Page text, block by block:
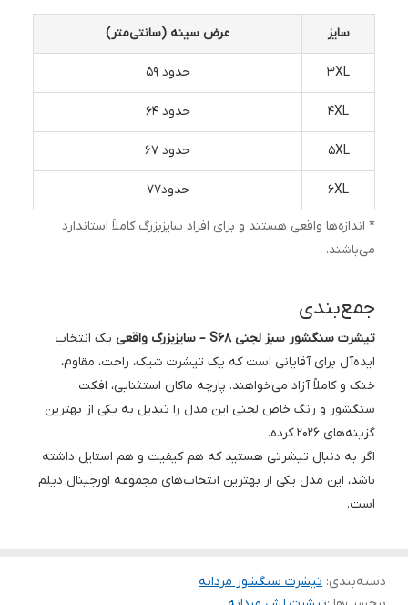
سایز عرض سینه (سانتی‌متر)
3XL حدود ۵۹
4XL حدود ۶۴
5XL حدود ۶۷
6XL حدود۷۷
* اندازه‌ها واقعی هستند و برای افراد سایزبزرگ کاملاً استاندارد
می‌باشند.
جمع‌بندی
تیشرت سنگشور سبز لجنی S68 – سایزبزرگ واقعی
یک انتخاب
ایده‌آل برای آقایانی است که یک تیشرت شیک، راحت، مقاوم،
خنک و کاملاً آزاد می‌خواهند. پارچه ماکان استثنایی، افکت
سنگشور و رنگ خاص لجنی این مدل را تبدیل به یکی از بهترین
گزینه‌های ۲۰۲۶ کرده.
اگر به دنبال تیشرتی هستید که هم کیفیت و هم استایل داشته
باشد، این مدل یکی از بهترین انتخاب‌های مجموعه اورجینال دیلم
است.
دسته‌بندی: تیشرت سنگشور مردانه